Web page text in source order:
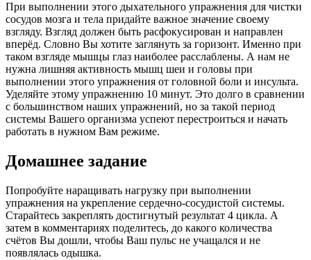
При выполнении этого дыхательного упражнения для чистки
сосудов мозга и тела придайте важное значение своему
взгляду. Взгляд должен быть расфокусирован и направлен
вперёд. Словно Вы хотите заглянуть за горизонт. Именно при
таком взгляде мышцы глаз наиболее расслаблены. А нам не
нужна лишняя активность мышц шеи и головы при
выполнении этого упражнения от головной боли и инсульта.
Уделяйте этому упражнению 10 минут. Это долго в сравнении
с большинством наших упражнений, но за такой период
системы Вашего организма успеют перестроиться и начать
работать в нужном Вам режиме.
Домашнее задание
Попробуйте наращивать нагрузку при выполнении
упражнения на укрепление сердечно-сосудистой системы.
Старайтесь закреплять достигнутый результат 4 цикла. А
затем в комментариях поделитесь, до какого количества
счётов Вы дошли, чтобы Ваш пульс не учащался и не
появлялась одышка.